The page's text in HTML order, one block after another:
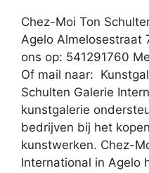
Chez-Moi Ton
Agelo Almelosestraat
ons op: 541291760
Of mail naar:
Schulten Galerie
kunstgalerie
bedrijven bij het
kunstwerken. Chez-
International in Agelo